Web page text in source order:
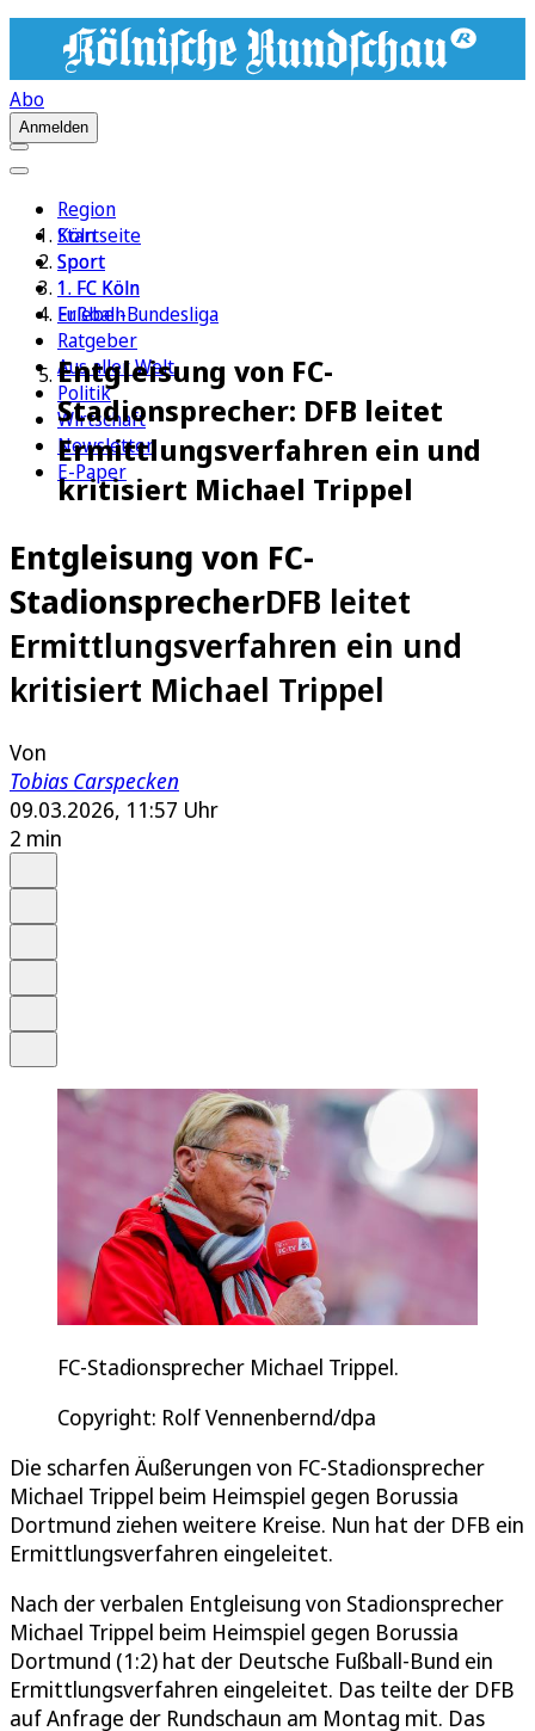
Abo
Anmelden
Region
Köln
Sport
1. FC Köln
Erleben
Ratgeber
Aus aller Welt
Politik
Wirtschaft
Newsletter
E-Paper
Startseite
Sport
1. FC Köln
Fußball-Bundesliga
Entgleisung von FC-
Stadionsprecher: DFB leitet
Ermittlungsverfahren ein und
kritisiert Michael Trippel
Entgleisung von FC-
StadionsprecherDFB leitet
Ermittlungsverfahren ein und
kritisiert Michael Trippel
Von
Tobias Carspecken
09.03.2026, 11:57 Uhr
2 min
FC-Stadionsprecher Michael Trippel.
Copyright: Rolf Vennenbernd/dpa
Die scharfen Äußerungen von FC-Stadionsprecher
Michael Trippel beim Heimspiel gegen Borussia
Dortmund ziehen weitere Kreise. Nun hat der DFB ein
Ermittlungsverfahren eingeleitet.
Nach der verbalen Entgleisung von Stadionsprecher
Michael Trippel beim Heimspiel gegen Borussia
Dortmund (1:2) hat der Deutsche Fußball-Bund ein
Ermittlungsverfahren eingeleitet. Das teilte der DFB
auf Anfrage der Rundschaun am Montag mit. Das